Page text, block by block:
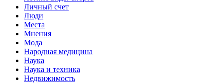
Личный счет
Люди
Места
Мнения
Мода
Народная медицина
Наука
Наука и техника
Недвижимость